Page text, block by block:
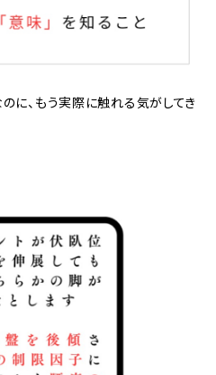
に、もう実際に触れる気がしてき